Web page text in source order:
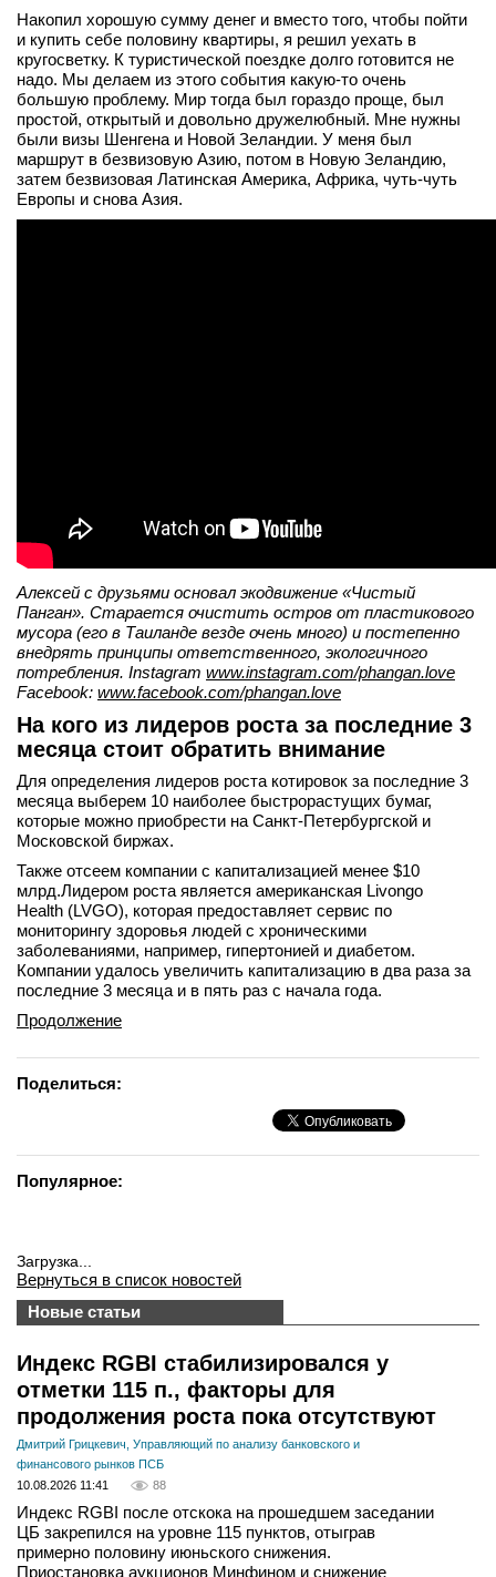
Накопил хорошую сумму денег и вместо того, чтобы пойти
и купить себе половину квартиры, я решил уехать в
кругосветку. К туристической поездке долго готовится не
надо. Мы делаем из этого события какую-то очень
большую проблему. Мир тогда был гораздо проще, был
простой, открытый и довольно дружелюбный. Мне нужны
были визы Шенгена и Новой Зеландии. У меня был
маршрут в безвизовую Азию, потом в Новую Зеландию,
затем безвизовая Латинская Америка, Африка, чуть-чуть
Европы и снова Азия.
Алексей с друзьями основал экодвижение «Чистый
Панган». Старается очистить остров от пластикового
мусора (его в Таиланде везде очень много) и постепенно
внедрять принципы ответственного, экологичного
потребления. Instagram www.instagram.com/phangan.love
Facebook: www.facebook.com/phangan.love
На кого из лидеров роста за последние 3
месяца стоит обратить внимание
Для определения лидеров роста котировок за последние 3
месяца выберем 10 наиболее быстрорастущих бумаг,
которые можно приобрести на Санкт-Петербургской и
Московской биржах.
Также отсеем компании с капитализацией менее $10
млрд.Лидером роста является американская Livongo
Health (LVGO), которая предоставляет сервис по
мониторингу здоровья людей с хроническими
заболеваниями, например, гипертонией и диабетом.
Компании удалось увеличить капитализацию в два раза за
последние 3 месяца и в пять раз с начала года.
Продолжение
Поделиться:
Популярное:
Загрузка...
Вернуться в список новостей
Новые статьи
Индекс RGBI стабилизировался у
отметки 115 п., факторы для
продолжения роста пока отсутствуют
Дмитрий Грицкевич, Управляющий по анализу банковского и
финансового рынков ПСБ
10.08.2026 11:41
88
Индекс RGBI после отскока на прошедшем заседании
ЦБ закрепился на уровне 115 пунктов, отыграв
примерно половину июньского снижения.
Приостановка аукционов Минфином и снижение